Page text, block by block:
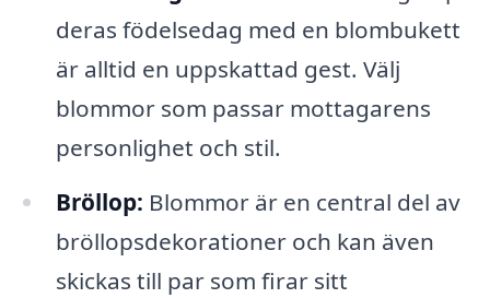
deras födelsedag med en blombukett
är alltid en uppskattad gest. Välj
blommor som passar mottagarens
personlighet och stil.
Bröllop: Blommor är en central del av
bröllopsdekorationer och kan även
skickas till par som firar sitt